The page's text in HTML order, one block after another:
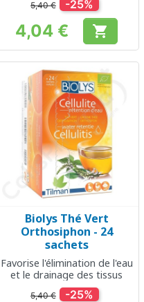
5,40 € -25%
Prix
4,04 € 
Biolys Thé Vert
Orthosiphon - 24
sachets
Favorise l'élimination de l'eau
et le drainage des tissus
5,40 € -25%